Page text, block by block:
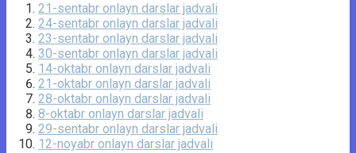
21-sentabr onlayn darslar jadvali
24-sentabr onlayn darslar jadvali
23-sentabr onlayn darslar jadvali
30-sentabr onlayn darslar jadvali
14-oktabr onlayn darslar jadvali
21-oktabr onlayn darslar jadvali
28-oktabr onlayn darslar jadvali
8-oktabr onlayn darslar jadvali
29-sentabr onlayn darslar jadvali
12-noyabr onlayn darslar jadvali